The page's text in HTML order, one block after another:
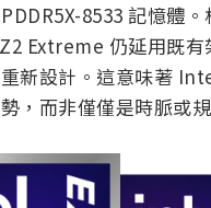
8533 記憶體。
Extreme 仍延用既有
新設計。這意味著
，而非僅僅是時脈或